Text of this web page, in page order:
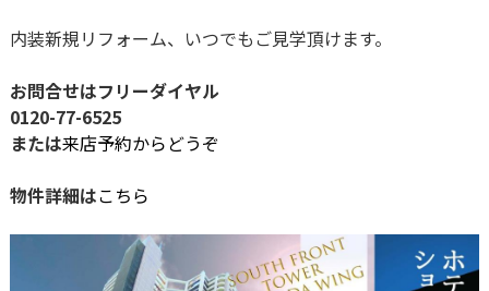
内装新規リフォーム、いつでもご見学頂けます。
お問合せはフリーダイヤル
0120-77-6525
または来店予約からどうぞ
物件詳細はこちら